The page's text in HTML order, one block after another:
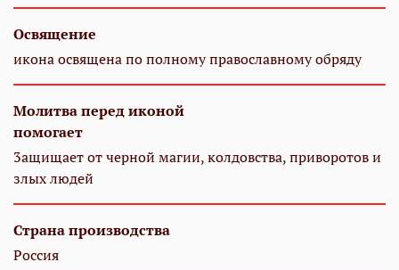
Освящение
икона освящена по полному православному обряду
Молитва перед иконой
помогает
3ащищает от черной магии, колдовства, приворотов и
злых людей
Страна производства
Россия